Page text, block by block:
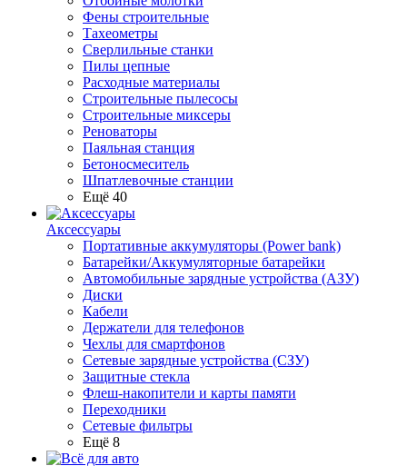
Фены строительные
Тахеометры
Сверлильные станки
Пилы цепные
Расходные материалы
Строительные пылесосы
Строительные миксеры
Реноваторы
Паяльная станция
Бетоносмеситель
Шпатлевочные станции
Ещё 40
Аксессуары
Портативные аккумуляторы (Power bank)
Батарейки/Аккумуляторные батарейки
Автомобильные зарядные устройства (АЗУ)
Диски
Кабели
Держатели для телефонов
Чехлы для смартфонов
Сетевые зарядные устройства (СЗУ)
Защитные стекла
Флеш-накопители и карты памяти
Переходники
Сетевые фильтры
Ещё 8